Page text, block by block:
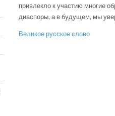
привлекло к участию многие
диаспоры, а в будущем, мы
Великое русское слово